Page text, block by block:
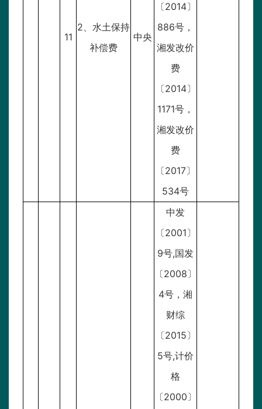
11
2、水土保持
补偿费
中央
〔2014〕
886号，
湘发改价
费
〔2014〕
1171号，
湘发改价
费
〔2017〕
534号
中发
〔2001〕
9号,国发
〔2008〕
4号，湘
财综
〔2015〕
5号,计价
格
〔2000〕